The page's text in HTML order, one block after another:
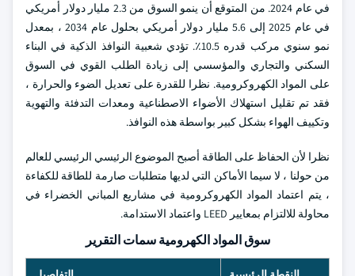
في عام 2024. من المتوقع أن ينمو السوق من 2.3 مليار دولار أمريكي
في عام 2025 إلى 5.6 مليار دولار أمريكي بحلول عام 2034 ، بمعدل
نمو سنوي مركب قدره 10.5٪. تؤدي شعبية النوافذ الذكية في البناء
السكني والتجاري والمؤسسي إلى زيادة الطلب القوي في السوق
على المواد الكهروكرومية. نظرا للقدرة على تعديل الضوء والحرارة ،
فقد تم تقليل استهلاك الأضواء الاصطناعية ومعدات التدفئة والتهوية
وتكييف الهواء بشكل كبير بواسطة هذه النوافذ.
نظرا لأن الحفاظ على الطاقة أصبح الموضوع الرئيسي الرئيسي للعالم
من حولنا ، لا سيما الأماكن التي لديها متطلبات صارمة للطاقة للكفاءة
، يتم اعتماد المواد الكهروكرومية في مشاريع المباني الخضراء في
محاولة للالتزام بمعايير LEED واعتماد الاستدامة.
سوق المواد الكهرومية سمات التقرير